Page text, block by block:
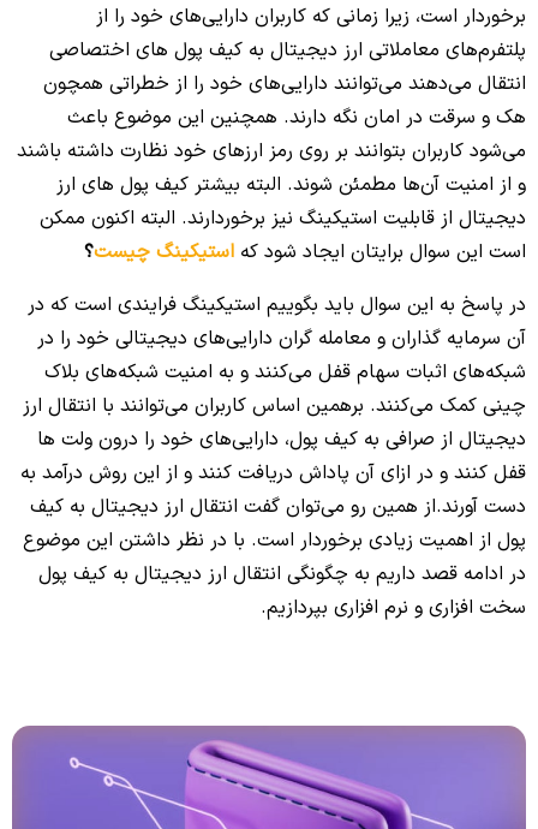
برخوردار است، زیرا زمانی که کاربران دارایی‌های خود را از
پلتفرم‌های معاملاتی ارز دیجیتال به کیف پول های اختصاصی
انتقال می‌دهند می‌توانند دارایی‌های خود را از خطراتی همچون
هک و سرقت در امان نگه دارند. همچنین این موضوع باعث
می‌شود کاربران بتوانند بر روی رمز ارزهای خود نظارت داشته باشند
و از امنیت آن‌ها مطمئن شوند. البته بیشتر کیف پول های ارز
دیجیتال از قابلیت استیکینگ نیز برخوردارند. البته اکنون ممکن
است این سوال برایتان ایجاد شود که استیکینگ چیست؟
در پاسخ به این سوال باید بگوییم استیکینگ فرایندی است که در
آن سرمایه گذاران و معامله گران دارایی‌های دیجیتالی خود را در
شبکه‌های اثبات سهام قفل می‌کنند و به امنیت شبکه‌های بلاک
چینی کمک می‌کنند. برهمین اساس کاربران می‌توانند با انتقال ارز
دیجیتال از صرافی به کیف پول، دارایی‌های خود را درون ولت ها
قفل کنند و در ازای آن پاداش دریافت کنند و از این روش درآمد به
دست آورند.از همین رو می‌توان گفت انتقال ارز دیجیتال به کیف
پول از اهمیت زیادی برخوردار است. با در نظر داشتن این موضوع
در ادامه قصد داریم به چگونگی انتقال ارز دیجیتال به کیف پول
سخت افزاری و نرم افزاری بپردازیم.